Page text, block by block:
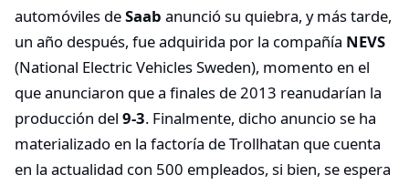
automóviles deSaab anunció su quiebra, y más tarde,
un año después, fue adquirida por la compañía NEVS
(National Electric Vehicles Sweden), momento en el
que anunciaron que a finales de 2013 reanudarían la
producción del 9-3. Finalmente, dicho anuncio se ha
materializado en la factoría de Trollhatan que cuenta
en la actualidad con 500 empleados, si bien, se espera